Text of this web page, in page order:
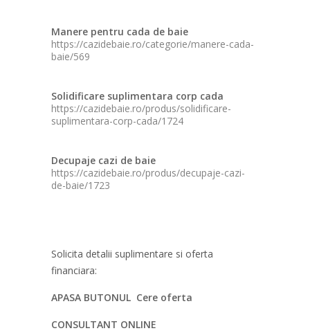
Manere pentru cada de baie
https://cazidebaie.ro/categorie/manere-cada-
baie/569
Solidificare suplimentara corp cada
https://cazidebaie.ro/produs/solidificare-
suplimentara-corp-cada/1724
Decupaje cazi de baie
https://cazidebaie.ro/produs/decupaje-cazi-
de-baie/1723
Solicita detalii suplimentare si oferta
financiara:
APASA BUTONUL Cere oferta
CONSULTANT ONLINE